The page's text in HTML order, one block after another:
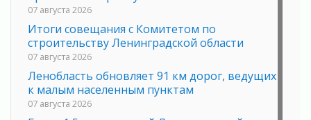
07 августа 2026
Итоги совещания с Комитетом по
строительству Ленинградской области
07 августа 2026
Ленобласть обновляет 91 км дорог, ведущих
к малым населенным пунктам
07 августа 2026